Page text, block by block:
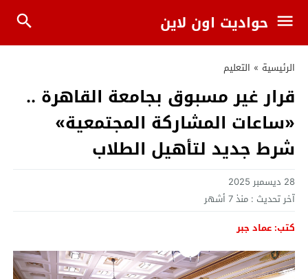
حواديت اون لاين
الرئيسية » التعليم
قرار غير مسبوق بجامعة القاهرة ..
«ساعات المشاركة المجتمعية»
شرط جديد لتأهيل الطلاب
28 ديسمبر 2025
آخر تحديث : منذ 7 أشهر
كتب: عماد جبر